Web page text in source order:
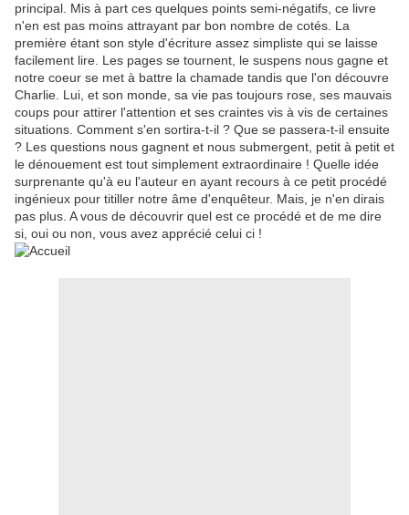
principal. Mis à part ces quelques points semi-négatifs, ce livre
n'en est pas moins attrayant par bon nombre de cotés. La
première étant son style d'écriture assez simpliste qui se laisse
facilement lire. Les pages se tournent, le suspens nous gagne et
notre coeur se met à battre la chamade tandis que l'on découvre
Charlie. Lui, et son monde, sa vie pas toujours rose, ses mauvais
coups pour attirer l'attention et ses craintes vis à vis de certaines
situations. Comment s'en sortira-t-il ? Que se passera-t-il ensuite
? Les questions nous gagnent et nous submergent, petit à petit et
le dénouement est tout simplement extraordinaire ! Quelle idée
surprenante qu'à eu l'auteur en ayant recours à ce petit procédé
ingénieux pour titiller notre âme d'enquêteur. Mais, je n'en dirais
pas plus. A vous de découvrir quel est ce procédé et de me dire
si, oui ou non, vous avez apprécié celui ci !